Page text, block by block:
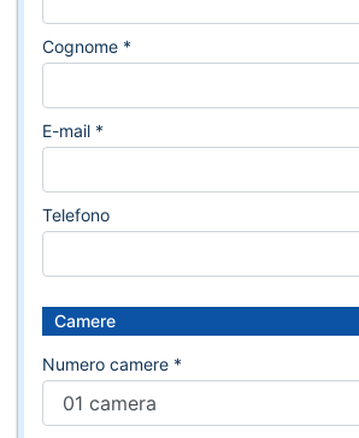
Cognome *
E-mail *
Telefono
Camere
Numero camere *